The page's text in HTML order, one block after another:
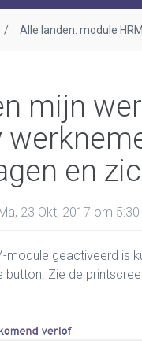
Alle landen: module HRM
mijn
en
23 Okt, 2017 om 5:30
module geactiveerd is
button. Zie de